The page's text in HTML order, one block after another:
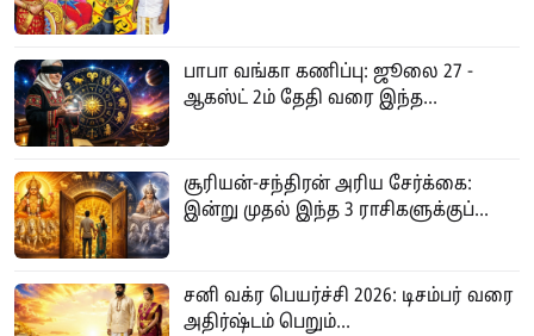
பாபா வங்கா கணிப்பு: ஜூலை 27 -
ஆகஸ்ட் 2ம் தேதி வரை இந்த...
சூரியன்-சந்திரன் அரிய சேர்க்கை:
இன்று முதல் இந்த 3 ராசிகளுக்குப்...
சனி வக்ர பெயர்ச்சி 2026: டிசம்பர் வரை
அதிர்ஷ்டம் பெறும்...